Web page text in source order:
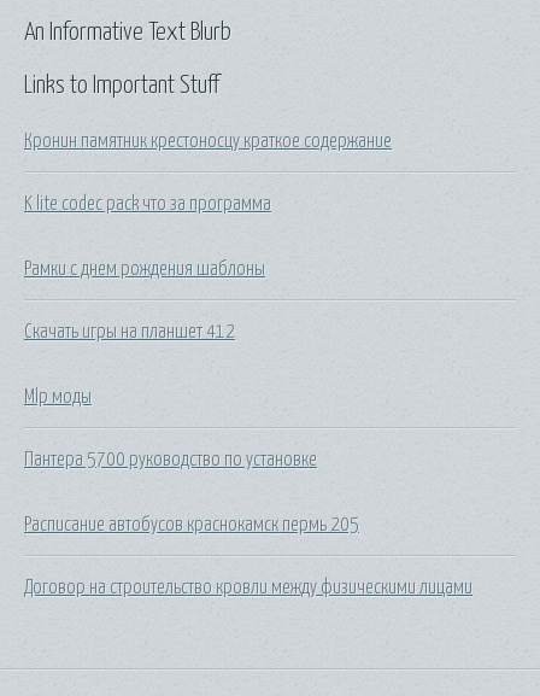
Links to Important Stuff
Кронин памятник крестоносцу краткое содержание
K lite codec pack что за программа
Рамки с днем рождения шаблоны
Скачать игры на планшет 412
Mlp моды
Пантера 5700 руководство по установке
Расписание автобусов краснокамск пермь 205
Договор на строительство кровли между физическими лицами
An Informative Text Blurb